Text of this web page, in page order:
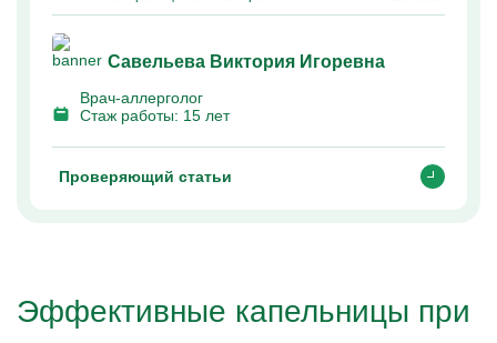
Савельева Виктория Игоревна
Врач-аллерголог
Стаж работы: 15 лет
Проверяющий статьи
Эффективные капельницы при